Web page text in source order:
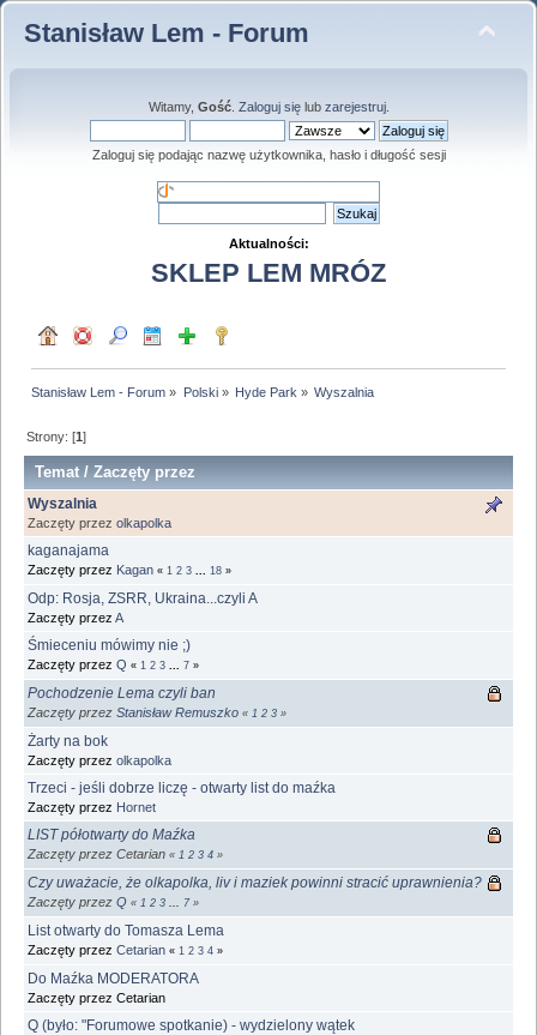
Stanisław Lem - Forum
Witamy, Gość. Zaloguj sięlub zarejestruj.
Zaloguj się podając nazwę użytkownika, hasło i długość sesji
Aktualności:
SKLEP LEM MRÓZ
Stanisław Lem - Forum » Polski» Hyde Park » Wyszalnia
Strony: [1]
Temat /Zaczęty przez
Wyszalnia
Zaczęty przez olkapolka
kaganajama
Zaczęty przez Kagan « 1 2 3 18 »
Odp: Rosja, ZSRR, Ukraina...czyli A
Zaczęty przez A
Śmieceniu mówimy nie ;)
Zaczęty przez Q « 1 2 3 7 »
Pochodzenie Lema czyli ban
Zaczęty przez Stanisław Remuszko « 1 2 3 »
Żarty na bok
Zaczęty przez olkapolka
Trzeci - jeśli dobrze liczę - otwarty list do maźka
Zaczęty przez Hornet
LIST półotwarty do Maźka
Zaczęty przez Cetarian « 1 2 3 4 »
Czy uważacie, że olkapolka, liv i maziek powinni stracić uprawnienia?
Zaczęty przez Q « 1 2 3 7»
List otwarty do Tomasza Lema
Zaczęty przez Cetarian « 1 2 3 4 »
Do Maźka MODERATORA
Zaczęty przez Cetarian
Q (było: "Forumowe spotkanie) - wydzielony wątek